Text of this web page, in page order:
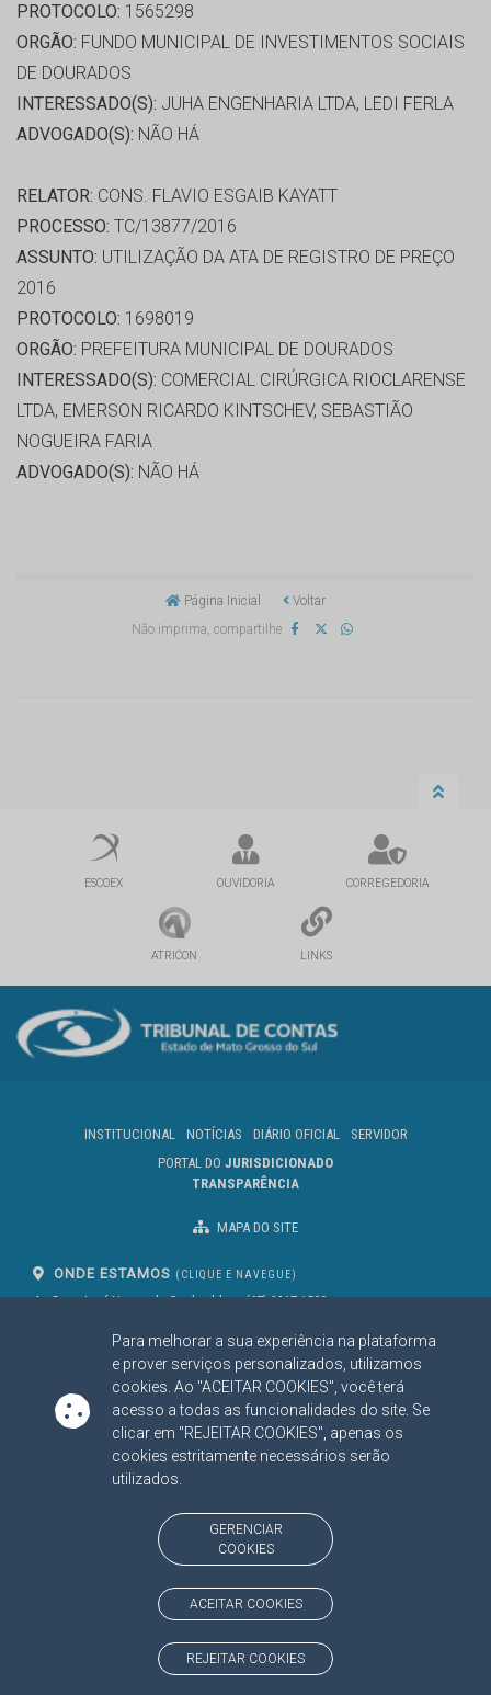
Para melhorar a sua experiência na plataforma
e prover serviços personalizados, utilizamos
cookies. Ao "ACEITAR COOKIES", você terá
acesso a todas as funcionalidades do site. Se
clicar em "REJEITAR COOKIES", apenas os
cookies estritamente necessários serão
utilizados.
GERENCIAR
COOKIES
ACEITAR COOKIES
REJEITAR COOKIES
PROTOCOLO: 1565298
ORGÃO: FUNDO MUNICIPAL DE INVESTIMENTOS SOCIAIS
DE DOURADOS
INTERESSADO(S): JUHA ENGENHARIA LTDA, LEDI FERLA
ADVOGADO(S): NÃO HÁ
RELATOR: CONS. FLAVIO ESGAIB KAYATT
PROCESSO: TC/13877/2016
ASSUNTO: UTILIZAÇÃO DA ATA DE REGISTRO DE PREÇO
2016
PROTOCOLO: 1698019
ORGÃO: PREFEITURA MUNICIPAL DE DOURADOS
INTERESSADO(S): COMERCIAL CIRÚRGICA RIOCLARENSE
LTDA, EMERSON RICARDO KINTSCHEV, SEBASTIÃO
NOGUEIRA FARIA
ADVOGADO(S): NÃO HÁ
Página Inicial
Voltar
Não imprima, compartilhe
ESCOEX OUVIDORIA CORREGEDORIA
ATRICON LINKS
INSTITUCIONAL NOTÍCIAS DIÁRIO OFICIAL
SERVIDOR
PORTAL DO JURISDICIONADO
TRANSPARÊNCIA
MAPA DO SITE
ONDE ESTAMOS (CLIQUE E NAVEGUE)
Av. Des. José Nunes da Cunha, bloco
Campo Grande/MS
CEP: 79031-310
(67) 3317-1500
SIGA NOSSAS REDES SOCIAIS
Linked InYoutube
Facebook
X
BAIXE NOSSO APLICATIVO
https://www.tce.ms.gov.br